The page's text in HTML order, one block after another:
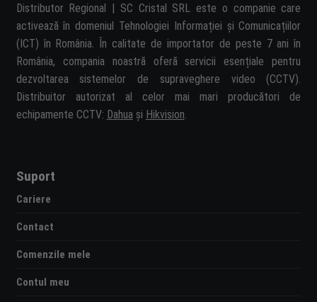
Distributor Regional | SC Cristal SRL este o companie care
activează în domeniul Tehnologiei Informației și Comunicațiilor
(ICT) în România. În calitate de importator de peste 7 ani în
România, compania noastră oferă servicii esențiale pentru
dezvoltarea sistemelor de supraveghere video (CCTV).
Distribuitor autorizat al celor mai mari producători de
echipamente CCTV: Dahua și Hikvision
Suport
Cariere
Contact
Comenzile mele
Contul meu